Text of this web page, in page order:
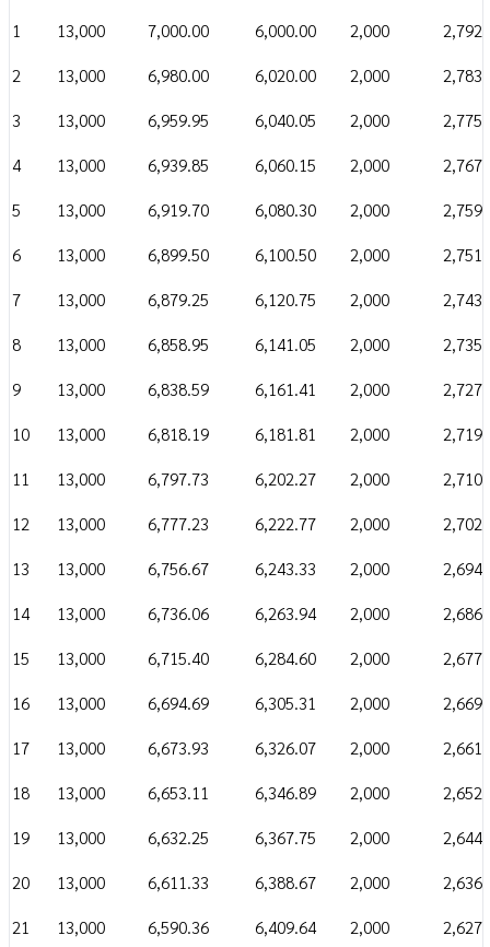
1 13,000 7,000.00 6,000.00 2,000
2 13,000 6,980.00 6,020.00 2,000
3 13,000 6,959.95 6,040.05 2,000
4 13,000 6,939.85 6,060.15 2,000
5 13,000 6,919.70 6,080.30 2,000
6 13,000 6,899.50 6,100.50 2,000
7 13,000 6,879.25 6,120.75 2,000
8 13,000 6,858.95 6,141.05 2,000
9 13,000 6,838.59 6,161.41 2,000
10 13,000 6,818.19 6,181.81 2,000
11 13,000 6,797.73 6,202.27 2,000
12 13,000 6,777.23 6,222.77 2,000
13 13,000 6,756.67 6,243.33 2,000
14 13,000 6,736.06 6,263.94 2,000
15 13,000 6,715.40 6,284.60 2,000
16 13,000 6,694.69 6,305.31 2,000
17 13,000 6,673.93 6,326.07 2,000
18 13,000 6,653.11 6,346.89 2,000
19 13,000 6,632.25 6,367.75 2,000
20 13,000 6,611.33 6,388.67 2,000
21 13,000 6,590.36 6,409.64 2,000